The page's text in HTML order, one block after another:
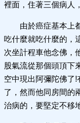
裡面，住著三個病人
由於癌症基本上
吃什麼就吃什麼的，
次坐計程車他念佛，
股氣流從那個頭頂下
空中現出阿彌陀佛了
了，然而他同房間的
治病的，要堅定不移